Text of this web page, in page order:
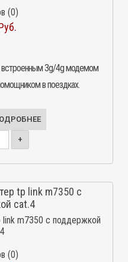
(0)
встроенным 3g/4g модемом
в поездках.
+
tp link m7350 с
cat.4
(0)